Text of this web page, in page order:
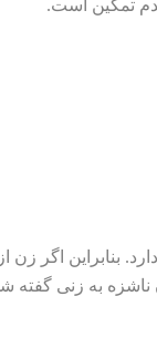
تمکین است.
بنابراین اگر زن از
به زنی گفته